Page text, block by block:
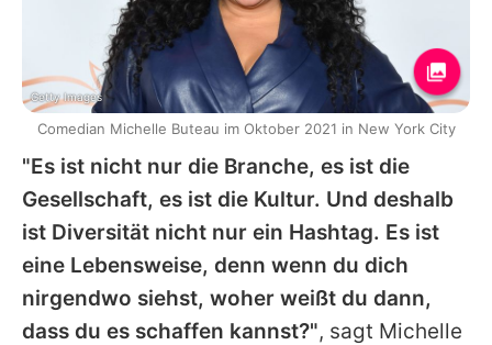
"Es ist nicht nur die Branche, es ist die
Gesellschaft, es ist die Kultur. Und deshalb
ist Diversität nicht nur ein Hashtag. Es ist
eine Lebensweise, denn wenn du dich
nirgendwo siehst, woher weißt du dann,
dass du es schaffen kannst?", sagt Michelle
Getty Images
Comedian Michelle Buteau im Oktober 2021 in New York City